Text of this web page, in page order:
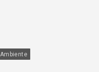
Ambiente